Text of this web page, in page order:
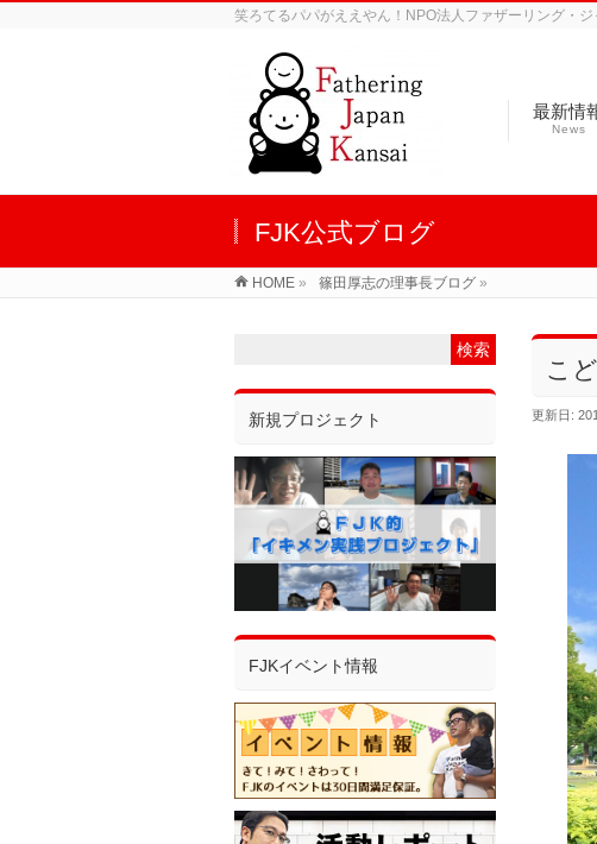
笑ろてるパパがええやん！NPO法人ファザーリング・
最新情
News
FJK公式ブログ
HOME » 篠田厚志の理事長ブログ »
こ
更新日:
新規プロジェクト
FJKイベント情報